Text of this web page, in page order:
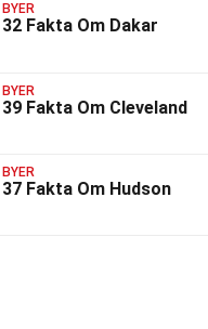
BYER
32 Fakta Om Dakar
BYER
39 Fakta Om Cleveland
BYER
37 Fakta Om Hudson